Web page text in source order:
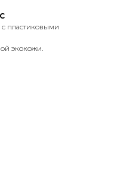
пластиковыми
экокожи.